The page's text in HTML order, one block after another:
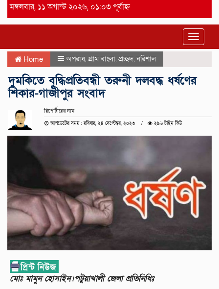
মঙ্গলবার, ১১ অগাস্ট ২০২৬, ০১:০৩ পূর্বাহ্ন
Toggle
Home অপরাধ, গ্রাম বাংলা, প্রচ্ছদ,বরিশাল
দুমকিতে বুদ্ধিপ্রতিবন্ধী তরুনী দলবদ্ধ ধর্ষণের
শিকার-গাজীপুর সংবাদ
রিপোর্টারের নাম
আপডেটের সময় : রবিবার, ২৪ সেপ্টেম্বর, ২০২৩ ২৯৬ টাইম ভিউ
মোঃ মামুন হোসাইন।পটুয়াখালী জেলা প্রতিনিধিঃ